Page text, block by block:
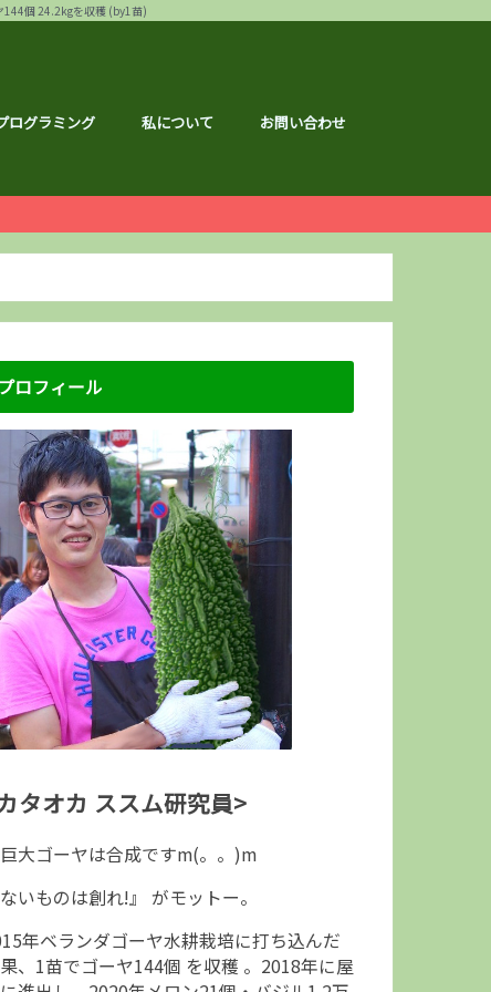
144個 24.2kgを収穫 (by1苗)
ログラミング 私について お問い合わせ
報告
ス
ション
イド
ハーフマラソン
ーサイドマラソン
ソン
ーニング
のこと
と
こと
こと
と
と
分析
レポ
ルドッグ
約情報
納税
プロフィール
タオカ ススム研究員>
大ゴーヤは合成ですm(。。)m
ないものは創れ!』 がモットー。
年ベランダゴーヤ水耕栽培に打ち込んだ
、1苗でゴーヤ144個 を収穫 。2018年に屋